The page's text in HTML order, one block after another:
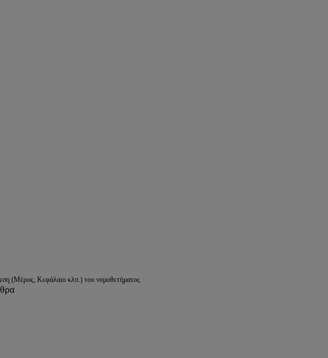
(Μέρος, Κεφάλαιο κλπ.) του νομοθετήματος